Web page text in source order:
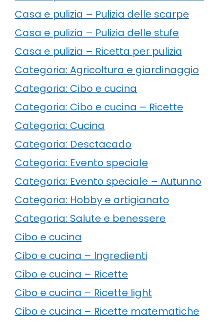
Casa e pulizia – Pulizia delle scarpe
Casa e pulizia – Pulizia delle stufe
Casa e pulizia – Ricetta per pulizia
Categoria: Agricoltura e giardinaggio
Categoria: Cibo e cucina
Categoria: Cibo e cucina – Ricette
Categoria: Cucina
Categoria: Desctacado
Categoria: Evento speciale
Categoria: Evento speciale – Autunno
Categoria: Hobby e artigianato
Categoria: Salute e benessere
Cibo e cucina
Cibo e cucina – Ingredienti
Cibo e cucina – Ricette
Cibo e cucina – Ricette light
Cibo e cucina – Ricette matematiche